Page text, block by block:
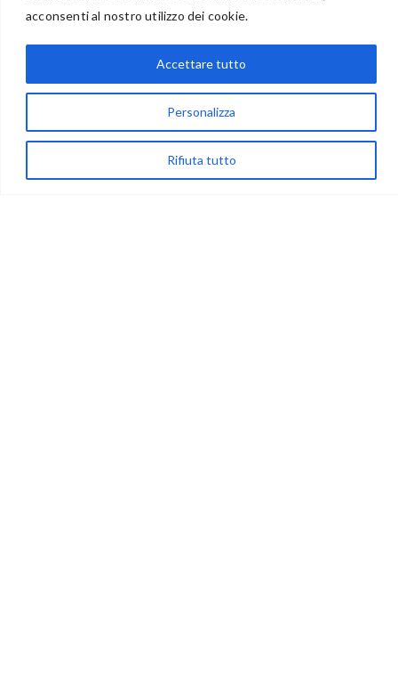
acconsenti al nostro utilizzo dei cookie.
Personalizza
Rifiuta tutto
Accettare tutto
BENVENUTI NEL PORTALE RIVENDITORI
WhatsApp